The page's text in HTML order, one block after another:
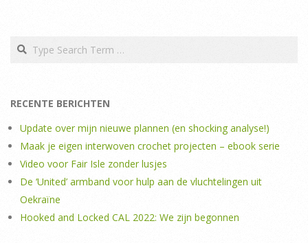
Search
RECENTE BERICHTEN
Update over mijn nieuwe plannen (en shocking analyse!)
Maak je eigen interwoven crochet projecten – ebook serie
Video voor Fair Isle zonder lusjes
De ‘United’ armband voor hulp aan de vluchtelingen uit
Oekraïne
Hooked and Locked CAL 2022: We zijn begonnen